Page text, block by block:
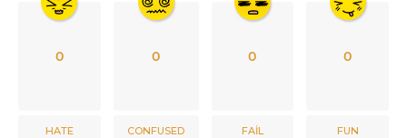
0
HATE
0
CONFUSED
0
FAIL
0
FUN